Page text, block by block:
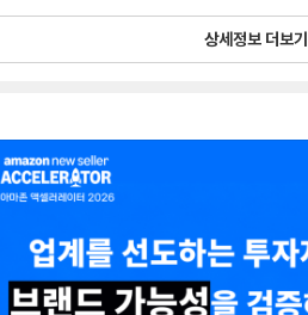
상세정보 더보기